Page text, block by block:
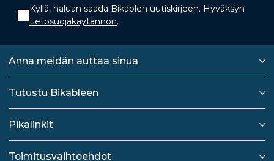
Kyllä, haluan saada Bikablen uutiskirjeen. Hyväksyn
tietosuojakäytännön.
Anna meidän auttaa sinua
Tutustu Bikableen
Pikalinkit
Toimitusvaihtoehdot